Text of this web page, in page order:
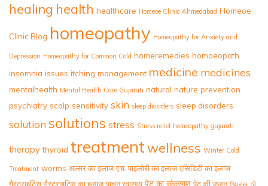
healing health healthcare Homeoe Clinic Ahmedabad Homeoe
Clinic Blog homeopathy Homeopathy for Anxiety and
Depression Homeopathy for Common Cold homeremedies homoeopath
insomnia issues itching management medicine medicines
mentalhealth Mental Health Care Gujarati natural nature prevention
psychiatry scalp sensitivity skin sleep diosrders sleep disorders
solution solutions stress Stress relief homeopathy gujarati
therapy thyroid treatmentwellness Winter Cold
Treatment worms अल्सर का इलाज एच. पाइलोरी का इलाज एसिडिटी का इलाज
गैस्ट्राइटिस गैस्ट्राइटिस का इलाज पाचन स्वास्थ्य पेट का संक्रमण पेट की जलन ડૉ.